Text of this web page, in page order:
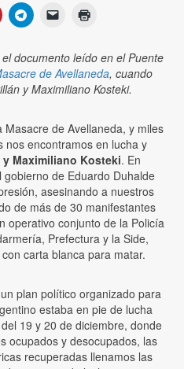
documento leído en el Puente
de Avellaneda, cuando
y Maximiliano Kosteki.
de Avellaneda, y miles
nos encontramos en lucha y
Maximiliano Kosteki. En
gobierno de Eduardo Duhalde
asesinando a nuestros
de más de 30 manifestantes
operativo conjunto de la Policía
Prefectura y la Side,
carta blanca para matar.
plan político organizado para
estaba en pie de lucha
19 y 20 de diciembre, donde
ocupados y desocupados, las
recuperadas llenamos las